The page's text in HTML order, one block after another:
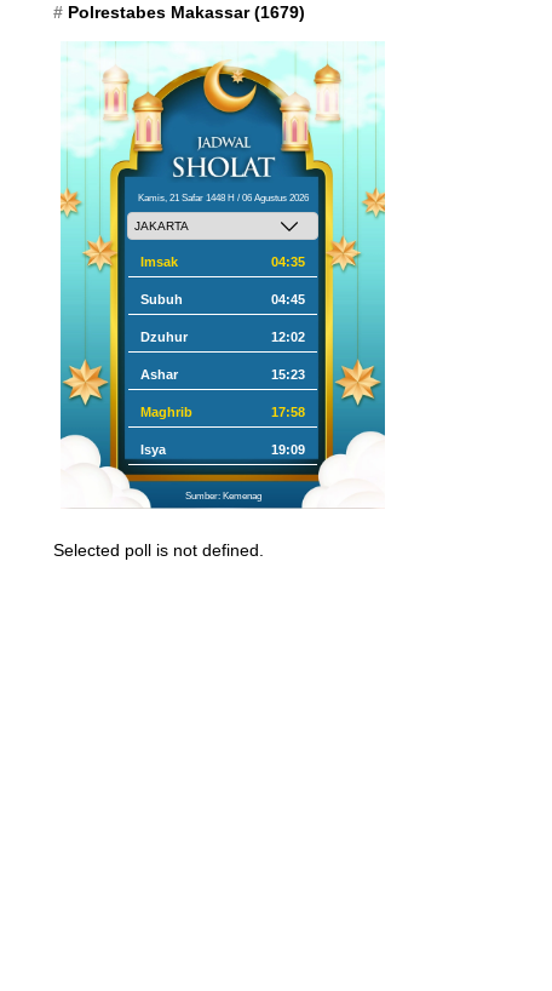
Polrestabes Makassar(1679)
Kamis, 21 Safar 1448 H / 06 Agustus 2026
Imsak 04:35
Subuh 04:45
Dzuhur 12:02
Ashar 15:23
Maghrib 17:58
Isya 19:09
Sumber: Kemenag
Selected poll is not defined.